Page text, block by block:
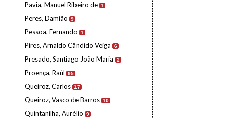
Pavia, Manuel Ribeiro de 1
Peres, Damião 9
Pessoa, Fernando 1
Pires, Arnaldo Cândido Veiga 6
Presado, Santiago João Maria 2
Proença, Raúl 95
Queiroz, Carlos 17
Queiroz, Vasco de Barros 10
Quintanilha, Aurélio 9